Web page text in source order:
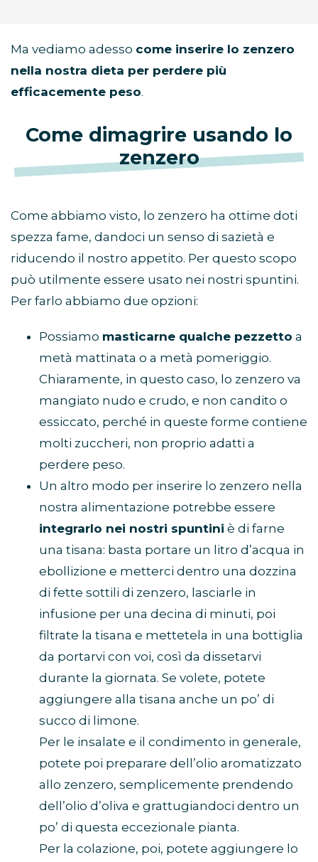
Ma vediamo adesso come inserire lo zenzero
nella nostra dieta per perdere più
efficacemente peso.
Come dimagrire usando lo
zenzero
Come abbiamo visto, lo zenzero ha ottime doti
spezza fame, dandoci un senso di sazietà e
riducendo il nostro appetito. Per questo scopo
può utilmente essere usato nei nostri spuntini.
Per farlo abbiamo due opzioni:
Possiamo masticarne qualche pezzetto a
metà mattinata o a metà pomeriggio.
Chiaramente, in questo caso, lo zenzero va
mangiato nudo e crudo, e non candito o
essiccato, perché in queste forme contiene
molti zuccheri, non proprio adatti a
perdere peso.
Un altro modo per inserire lo zenzero nella
nostra alimentazione potrebbe essere
integrarlo nei nostri spuntini è di farne
una tisana: basta portare un litro d’acqua in
ebollizione e metterci dentro una dozzina
di fette sottili di zenzero, lasciarle in
infusione per una decina di minuti, poi
filtrate la tisana e mettetela in una bottiglia
da portarvi con voi, così da dissetarvi
durante la giornata. Se volete, potete
aggiungere alla tisana anche un po’ di
succo di limone.
Per le insalate e il condimento in generale,
potete poi preparare dell’olio aromatizzato
allo zenzero, semplicemente prendendo
dell’olio d’oliva e grattugiandoci dentro un
po’ di questa eccezionale pianta.
Per la colazione, poi, potete aggiungere lo